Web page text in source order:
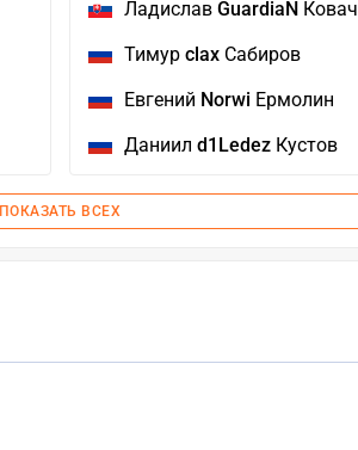
Ладислав GuardiaNКовач
Тимур claxСабиров
Евгений Norwi Ермолин
Даниил d1LedezКустов
ПОКАЗАТЬ ВСЕХ